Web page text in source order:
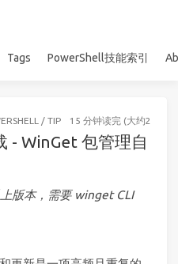
Tags PowerShell技能索引
/ TIP 15 分钟读完 (大约2205
- WinGet 包管理自
版本，需要 winget CLI